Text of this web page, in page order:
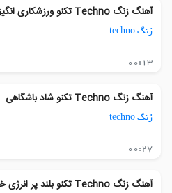
آهنگ زنگ Techno تکنو ورزشکاری انگیزشی
زنگ techno
00:13
آهنگ زنگ Techno تکنو شاد باشگاهی
زنگ techno
00:27
آهنگ زنگ Techno تکنو بلند پر انرژی خارجی